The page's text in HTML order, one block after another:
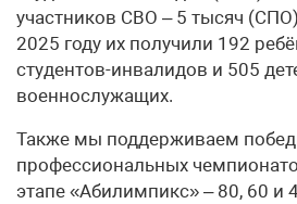
участников СВО – 5 тысяч
2025 году их получили 192
студентов-инвалидов и 505
военнослужащих.
Также мы поддерживаем
профессиональных
этапе «Абилимпикс» – 80, 60 и